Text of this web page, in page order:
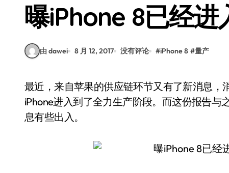
S25 Ultra颜值炸裂！定制主题潮翻天
曝iPhone 8已经
由 dawei 8 月 12, 2017 没有评论 #iPhone 8 #量产
最近，来自苹果的供应链环节又有了新消息，消息称，苹果在今年秋天之前，已经让三款新
iPhone进入到了全力生产阶段。而这份报告与
息有些出入。